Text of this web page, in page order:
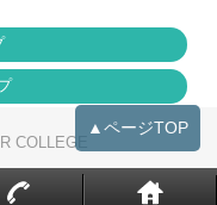
▲ページTOP
COLLEGE